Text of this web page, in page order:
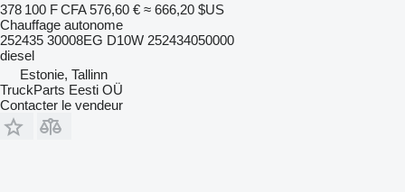
378 100 F CFA 576,60 € ≈ 666,20 $US
Chauffage autonome
252435 30008EG D10W 252434050000
diesel
Estonie, Tallinn
TruckParts Eesti OÜ
Contacter le vendeur